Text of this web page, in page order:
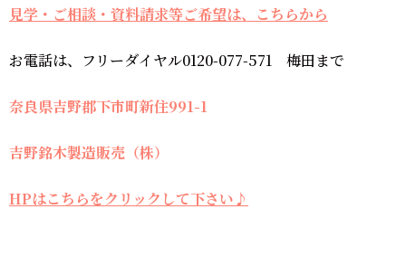
見学・ご相談・資料請求等ご希望は、こちらから
お電話は、フリーダイヤル0120-077-571 梅田まで
奈良県吉野郡下市町新住991-1
吉野銘木製造販売（株）
HPはこちらをクリックして下さい♪